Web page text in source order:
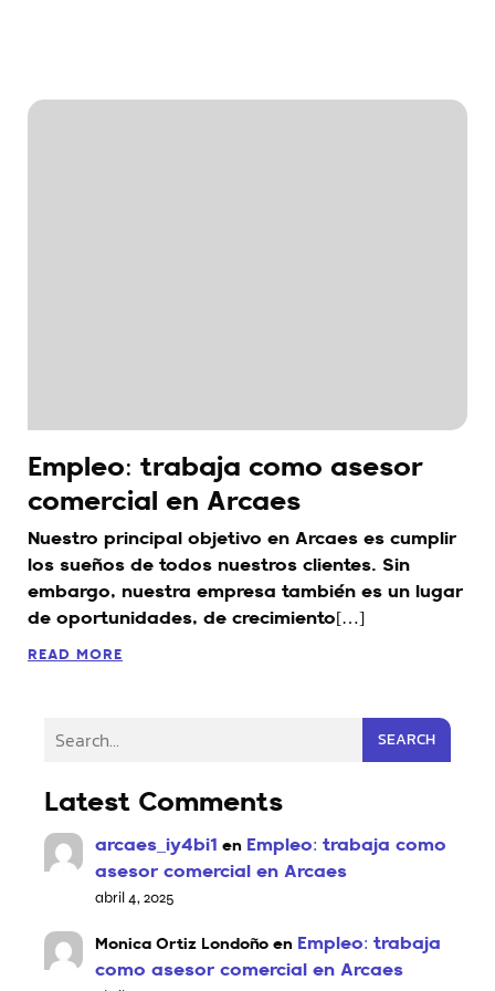
SEARCH
Latest Comments
arcaes_iy4bi1 en Empleo: trabaja como
asesor comercial en Arcaes
abril 4, 2025
Monica Ortiz Londoñoen Empleo: trabaja
como asesor comercial en Arcaes
Empleo: trabaja como asesor
comercial en Arcaes
Nuestro principal objetivo en Arcaes es cumplir
los sueños de todos nuestros clientes. Sin
embargo, nuestra empresa también es un lugar
de oportunidades, de crecimiento[…]
READ MORE